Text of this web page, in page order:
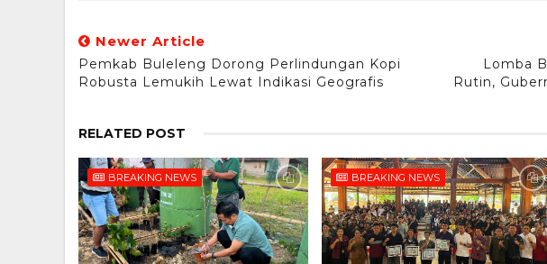
Newer Article
Pemkab Buleleng Dorong Perlindungan Kopi
Robusta Lemukih Lewat Indikasi Geografis
Lomba
Rutin,
RELATED POST
BREAKING NEWS BREAKING NEWS